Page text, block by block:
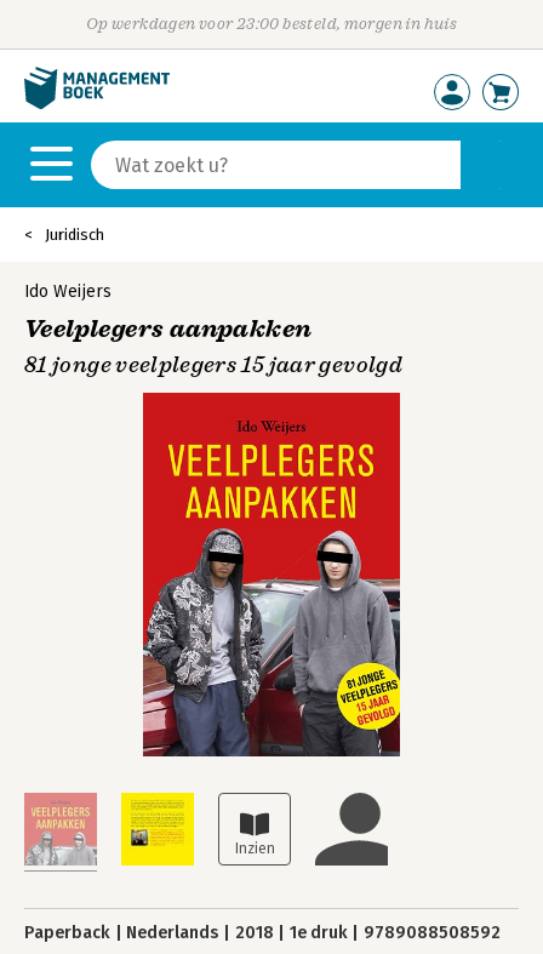
Op werkdagen voor 23:00 besteld, morgen in huis
Juridisch
Ido Weijers
Veelplegers aanpakken
81 jonge veelplegers 15 jaar gevolgd
Paperback Nederlands 2018 1e druk 9789088508592